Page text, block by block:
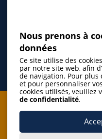
Je
Nous prenons à
données
Ce site utilise des
par notre site web, afin
de navigation. Pour plus
et pour personnaliser
cookies utilisés, veuillez
de confidentialité.